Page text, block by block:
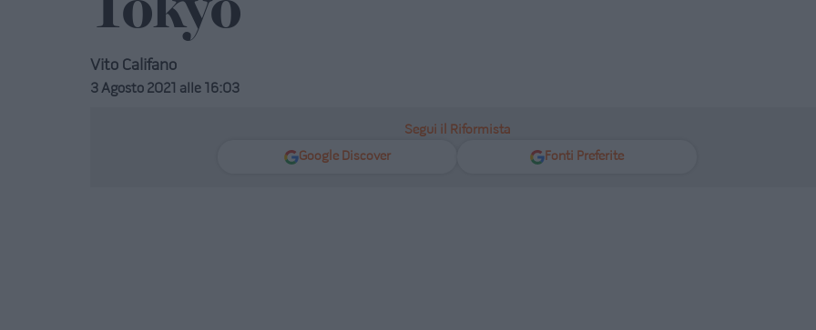
Vito Califano
3 Agosto 2021 alle 16:03
Segui il Riformista
Google Discover
Fonti Preferite